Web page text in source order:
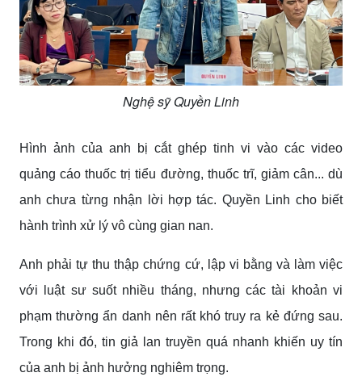
Nghệ sỹ Quyền Linh
Hình ảnh của anh bị cắt ghép tinh vi vào các video
quảng cáo thuốc trị tiểu đường, thuốc trĩ, giảm cân... dù
anh chưa từng nhận lời hợp tác. Quyền Linh cho biết
hành trình xử lý vô cùng gian nan.
Anh phải tự thu thập chứng cứ, lập vi bằng và làm việc
với luật sư suốt nhiều tháng, nhưng các tài khoản vi
phạm thường ẩn danh nên rất khó truy ra kẻ đứng sau.
Trong khi đó, tin giả lan truyền quá nhanh khiến uy tín
của anh bị ảnh hưởng nghiêm trọng.